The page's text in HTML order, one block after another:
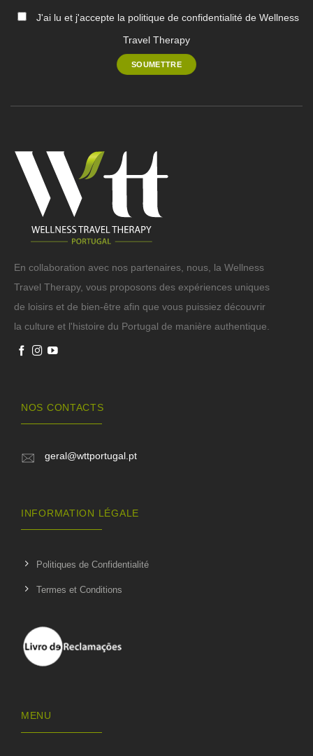
J'ai lu et j'accepte la politique de confidentialité de Wellness
Travel Therapy
En collaboration avec nos partenaires, nous, la Wellness
Travel Therapy, vous proposons des expériences uniques
de loisirs et de bien-être afin que vous puissiez découvrir
la culture et l'histoire du Portugal de manière authentique.
NOS CONTACTS
geral@wttportugal.pt
INFORMATION LÉGALE
Politiques de Confidentialité
Termes et Conditions
MENU